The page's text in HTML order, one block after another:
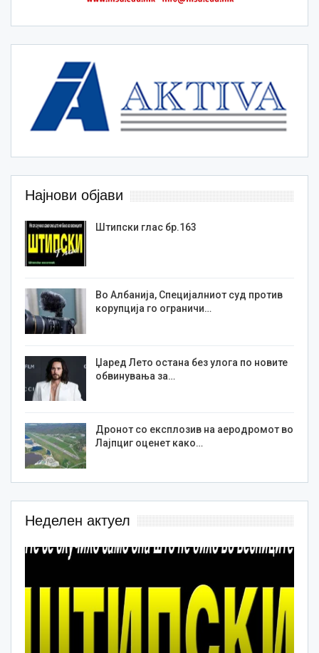
Најнови објави
Штипски глас бр.163
Во Албанија, Специјалниот суд против
корупција го ограничи…
Џаред Лето остана без улога по новите
обвинувања за…
Дронот со експлозив на аеродромот во
Лајпциг оценет како…
Неделен актуел